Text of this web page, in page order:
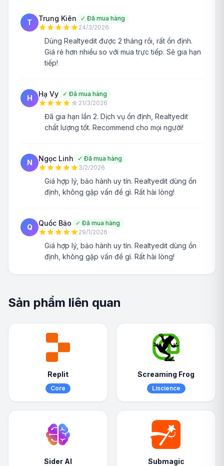
T Trung Kiên ✓ Đã mua hàng
24/3/2026
Dùng Realtyedit được 2 tháng rồi, rất ổn định.
Giá rẻ hơn nhiều so với mua trực tiếp. Sẽ gia hạn
tiếp!
H Hạ Vy ✓ Đã mua hàng
21/3/2026
Đã gia hạn lần 2. Dịch vụ ổn định, Realtyedit
chất lượng tốt. Recommend cho mọi người!
N Ngọc Linh ✓ Đã mua hàng
3/2/2026
Giá hợp lý, bảo hành uy tín. Realtyedit dùng ổn
định, không gặp vấn đề gì. Rất hài lòng!
Q Quốc Bảo ✓ Đã mua hàng
29/1/2026
Giá hợp lý, bảo hành uy tín. Realtyedit dùng ổn
định, không gặp vấn đề gì. Rất hài lòng!
Sản phẩm liên quan
Replit
Core
Screaming Frog
Liscience
Sider AI Submagic